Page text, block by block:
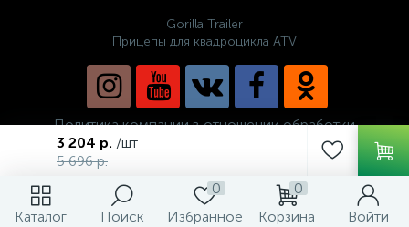
Каталог Поиск
0
Избранное
0
Корзина
Войти
3 204 р. /шт
5 696 р.
Gorilla Trailer
Прицепы для квадроцикла ATV
Политика компании в отношении обработки
персональных данных